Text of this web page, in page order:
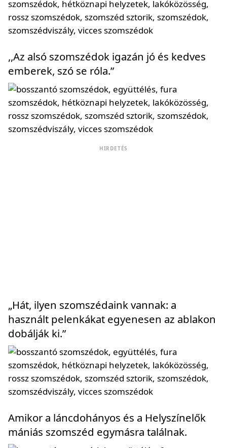
,,Az alsó szomszédok igazán jó és kedves
emberek, szó se róla.”
HIRDETÉS
„Hát, ilyen szomszédaink vannak: a
használt pelenkákat egyenesen az ablakon
dobálják ki.”
Amikor a láncdohányos és a Helyszínelők
mániás szomszéd egymásra találnak.